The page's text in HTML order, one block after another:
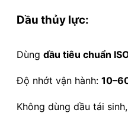
Dầu thủy lực:
Dùng dầu tiêu chuẩn
Độ nhớt vận hành:
Không dùng dầu tái